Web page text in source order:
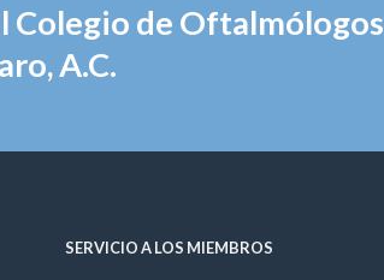
Colegio de Oftalmólogos
A.C.
SERVICIO A LOS MIEMBROS